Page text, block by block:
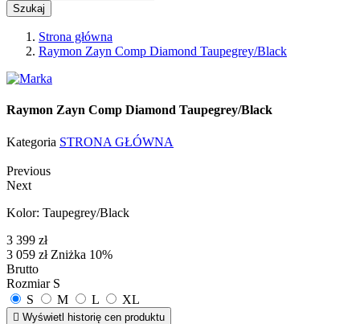
Szukaj
Strona główna
Raymon Zayn Comp Diamond Taupegrey/Black
Raymon Zayn Comp Diamond Taupegrey/Black
Kategoria STRONA GŁÓWNA
Previous
Next
Kolor: Taupegrey/Black
3 399 zł
3 059 zł Zniżka 10%
Brutto
Rozmiar S
S
M L XL
 Wyświetl historię cen produktu